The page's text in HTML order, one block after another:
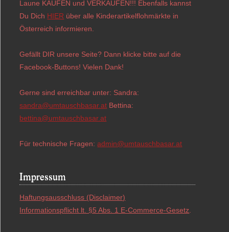
Laune KAUFEN und VERKAUFEN!!! Ebenfalls kannst
Du Dich HIER über alle Kinderartikelflohmärkte in
Österreich informieren.
Gefällt DIR unsere Seite? Dann klicke bitte auf die
Facebook-Buttons! Vielen Dank!
Gerne sind erreichbar unter: Sandra:
sandra@umtauschbasar.at Bettina:
bettina@umtauschbasar.at
Für technische Fragen:admin@umtauschbasar.at
Impressum
Haftungsausschluss (Disclaimer)
Informationspflicht lt. §5 Abs. 1 E-Commerce-Gesetz